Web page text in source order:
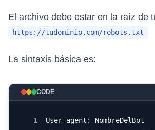
El archivo debe estar en la raíz de
https://tudominio.com/robots.txt
La sintaxis básica es:
CODE
1
User-agent: NombreDelBot